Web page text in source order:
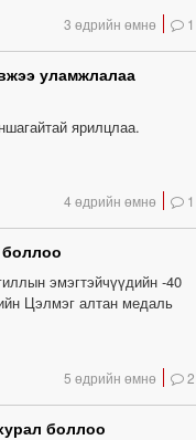
3 өдрийн өмнө 1
уламжлалаа
ярилцлаа.
4 өдрийн өмнө 1
эмэгтэйчүүдийн -40
Цэлмэг алтан медаль
5 өдрийн өмнө 2
боллоо